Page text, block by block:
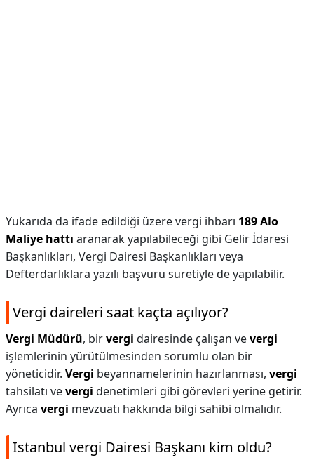
Yukarıda da ifade edildiği üzere vergi ihbarı 189 Alo
Maliye hattı aranarak yapılabileceği gibi Gelir İdaresi
Başkanlıkları, Vergi Dairesi Başkanlıkları veya
Defterdarlıklara yazılı başvuru suretiyle de yapılabilir.
Vergi daireleri saat kaçta açılıyor?
Vergi Müdürü, birvergi dairesinde çalışan vevergi
işlemlerinin yürütülmesinden sorumlu olan bir
yöneticidir. Vergi beyannamelerinin hazırlanması, vergi
tahsilatı vevergi denetimleri gibi görevleri yerine getirir.
Ayrıca vergi mevzuatı hakkında bilgi sahibi olmalıdır.
Istanbul vergi Dairesi Başkanı kim oldu?